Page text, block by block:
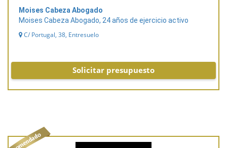
Moises Cabeza Abogado
Moises Cabeza Abogado, 24 años de ejercicio activo
C/ Portugal, 38, Entresuelo
Solicitar presupuesto